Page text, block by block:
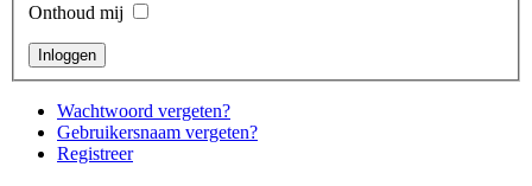
Onthoud mij
Wachtwoord vergeten?
Gebruikersnaam vergeten?
Registreer